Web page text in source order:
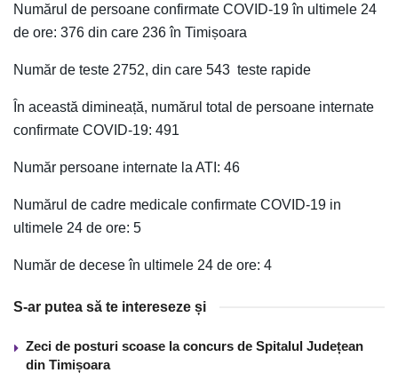
Numărul de persoane confirmate COVID-19 în ultimele 24
de ore: 376 din care 236 în Timișoara
Număr de teste 2752, din care 543 teste rapide
În această dimineață, numărul total de persoane internate
confirmate COVID-19: 491
Număr persoane internate la ATI: 46
Numărul de cadre medicale confirmate COVID-19 in
ultimele 24 de ore: 5
Număr de decese în ultimele 24 de ore: 4
S-ar putea să te intereseze și
Zeci de posturi scoase la concurs de Spitalul Județean
din Timișoara